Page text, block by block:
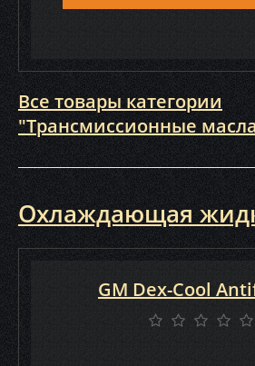
Все товары категории
"Трансмиссионные
Охлаждающая
GM Dex-Cool